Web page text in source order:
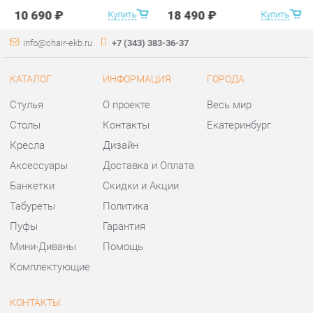
Аксессуары
Табуреты
Пуфы
Мини-Диваны
Комплектующие
Контакты
Доставка и Оплата
Политика
Гарантия
Помощь
Шоурум и склад самовывоза
Адрес: г. Екатеринбург,
ул.Металлургов, 84
Телефон: +7 (343) 383-36-37
Пн - Пт:10:00 - 20:00 (GMT+5)